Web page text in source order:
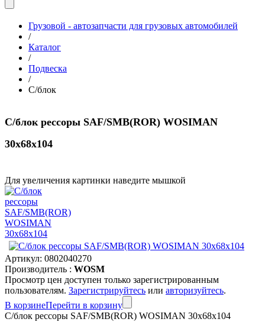
Грузовой - автозапчасти для грузовых автомобилей
/
Каталог
/
Подвеска
/
С/блок
С/блок рессоры SAF/SMB(ROR) WOSIMAN
30x68x104
Для увеличения картинки наведите мышкой
Артикул: 0802040270
Производитель : WOSM
Просмотр цен доступен только зарегистрированным
пользователям. Зарегистрируйтесь или авторизуйтесь.
В корзинеПерейти в корзину
С/блок рессоры SAF/SMB(ROR) WOSIMAN 30x68x104